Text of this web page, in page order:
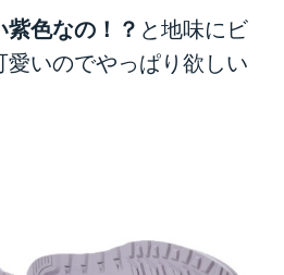
紫色なの！？ と地味にビ
いのでやっぱり欲しい